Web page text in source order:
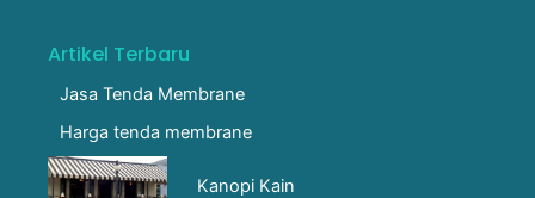
Artikel Terbaru
Jasa Tenda Membrane
Harga tenda membrane
Kanopi Kain